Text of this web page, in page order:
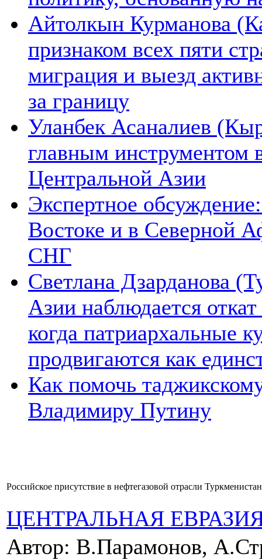
Айтолкын Курманова
признаком всех пяти
миграция и выезд
за границу
Уланбек Асаналиев
главным инструментом
Центральной Азии
Экспертное
Востоке и в Северной
СНГ
Светлана Дзарданова
Азии наблюдается
когда патриархальные
продвигаются как
Как помочь
Владимиру Путину
Российское присутствие в нефтегазовой отрасли
ЦЕНТРАЛЬНАЯ
Автор: В.Парамонов,